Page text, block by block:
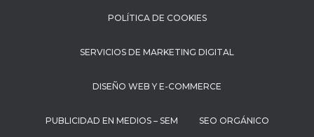
POLÍTICA DE COOKIES
SERVICIOS DE MARKETING DIGITAL
DISEÑO WEB Y E-COMMERCE
PUBLICIDAD EN MEDIOS – SEM SEO ORGÁNICO